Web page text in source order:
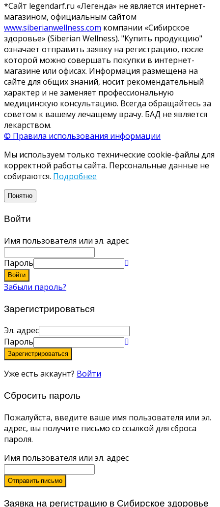
*Сайт legendarf.ru «Легенда» не является интернет-
магазином, официальным сайтом
www.siberianwellness.com компании «Сибирское
здоровье» (Siberian Wellness). "Купить продукцию"
означает отправить заявку на регистрацию, после
которой можно совершать покупки в интернет-
магазине или офисах. Информация размещена на
сайте для общих знаний, носит рекомендательный
характер и не заменяет профессиональную
медицинскую консультацию. Всегда обращайтесь за
советом к вашему лечащему врачу. БАД не является
лекарством.
© Правила использования информации
Мы используем только технические cookie-файлы для
корректной работы сайта. Персональные данные не
собираются. Подробнее
Понятно
Войти
Имя пользователя или эл. адрес
Пароль
Войти
Забыли пароль?
Зарегистрироваться
Эл. адрес
Пароль
Зарегистрироваться
Уже есть аккаунт? Войти
Сбросить пароль
Пожалуйста, введите ваше имя пользователя или эл.
адрес, вы получите письмо со ссылкой для сброса
пароля.
Имя пользователя или эл. адрес
Отправить письмо
Заявка на регистрацию в Сибирское здоровье